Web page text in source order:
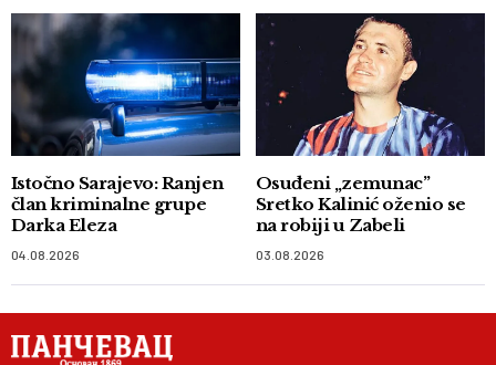
Istočno Sarajevo: Ranjen
član kriminalne grupe
Darka Eleza
04.08.2026
Osuđeni „zemunac”
Sretko Kalinić oženio se
na robiji u Zabeli
03.08.2026